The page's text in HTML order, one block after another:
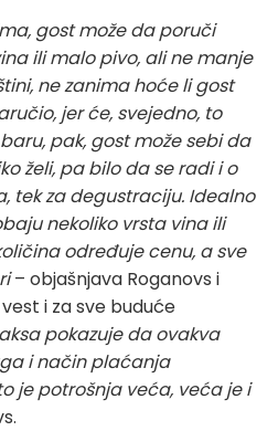
gost može da poruči
ili malo pivo, ali ne manje
ne zanima hoće li gost
jer će, svejedno, to
pak, gost može sebi da
želi, pa bilo da se radi i o
tek za degustraciju. Idealno
nekoliko vrsta vina ili
određuje cenu, a sve
– objašnjava Roganovs i
i za sve buduće
pokazuje da ovakva
i način plaćanja
je potrošnja veća, veća je i